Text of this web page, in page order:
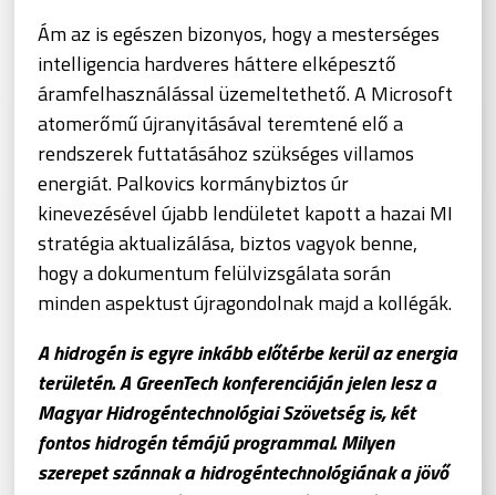
Ám az is egészen bizonyos, hogy a mesterséges
intelligencia hardveres háttere elképesztő
áramfelhasználással üzemeltethető. A Microsoft
atomerőmű újranyitásával teremtené elő a
rendszerek futtatásához szükséges villamos
energiát. Palkovics kormánybiztos úr
kinevezésével újabb lendületet kapott a hazai MI
stratégia aktualizálása, biztos vagyok benne,
hogy a dokumentum felülvizsgálata során
minden aspektust újragondolnak majd a kollégák.
A hidrogén is egyre inkább előtérbe kerül az energia
területén. A GreenTech konferenciáján jelen lesz a
Magyar Hidrogéntechnológiai Szövetség is, két
fontos hidrogén témájú programmal. Milyen
szerepet szánnak a hidrogéntechnológiának a jövő